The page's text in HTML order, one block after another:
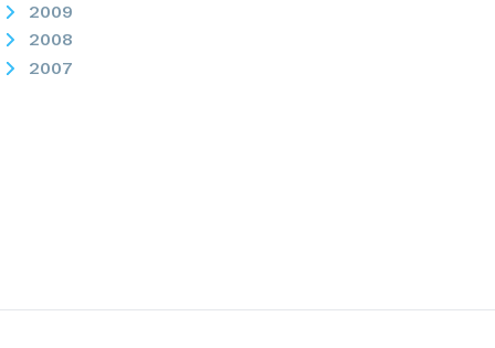
2009
2008
2007